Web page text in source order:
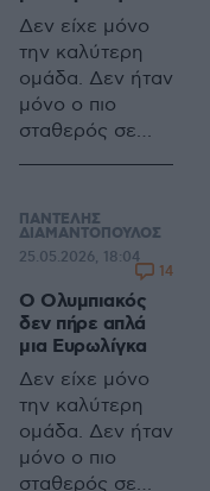
ελληνόπουλα
Δεν είχε μόνο
την καλύτερη
ομάδα. Δεν ήταν
μόνο ο πιο
σταθερός σε
πανέτοιμος για
να πάρει την
κούπα στο
ΟΑΚΑ και να την
κουβαλήσει το
λιμάνι
ΠΑΝΤΕΛΗΣ
ΔΙΑΜΑΝΤΟΠΟΥΛΟΣ
Ο Ολυμπιακός
δεν πήρε απλά
μια Ευρωλίγκα
Δεν είχε μόνο
την καλύτερη
ομάδα. Δεν ήταν
μόνο ο πιο
σταθερός σε
25.05.2026, 18:04
14